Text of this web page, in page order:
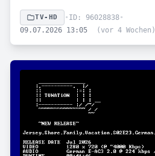
TV-HD • ID: 96028838•
09.07.2026 13:05
(vor 4 Wochen)